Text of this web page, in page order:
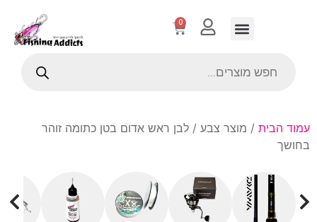
0
עמוד הבית / מוצר צבע / לבן ראש אדום בטן כתומה זוהר
בחושך